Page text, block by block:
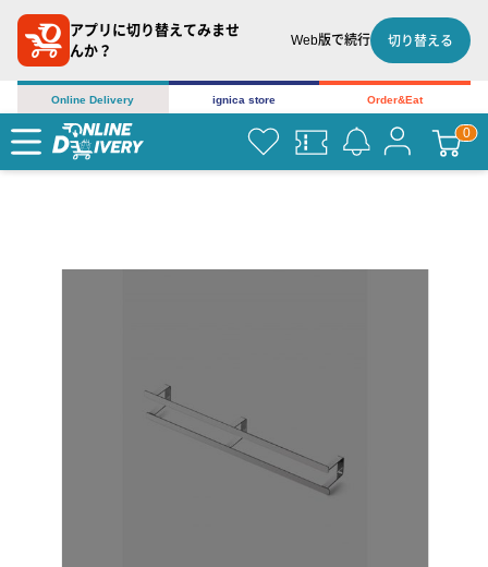
アプリに切り替えてみませ
んか？
Web版で続行 切り替える
Online Delivery ignica store Order&Eat